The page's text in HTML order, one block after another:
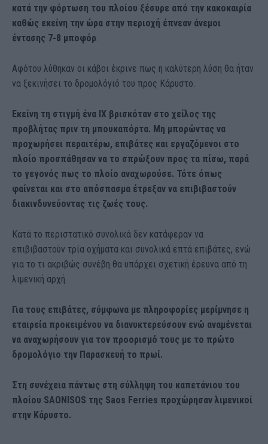
κατά την φόρτωση του πλοίου ξέσυρε από την κακοκαιρία
καθώς εκείνη την ώρα στην περιοχή έπνεαν άνεμοι
έντασης 7-8 μποφόρ.
Αφότου λύθηκαν οι κάβοι έκρινε πως η καλύτερη λύση θα ήταν
να ξεκινήσει το δρομολόγιό του προς Κάρυστο.
Εκείνη τη στιγμή ένα ΙΧ βρισκόταν στο χείλος της
προβλήτας πριν τη μπουκαπόρτα. Μη μπορώντας να
προχωρήσει περαιτέρω, επιβάτες και εργαζόμενοι στο
πλοίο προσπάθησαν να το σπρώξουν προς τα πίσω, παρά
το γεγονός πως το πλοίο αναχωρούσε. Τότε όπως
φαίνεται και στο απόσπασμα έτρεξαν να επιβιβαστούν
διακινδυνεύοντας τις ζωές τους.
Κατά το περιστατικό συνολικά δεν κατάφεραν να
επιβιβαστούν τρία οχήματα και συνολικά επτά επιβάτες, ενώ
για το τι ακριβώς συνέβη θα υπάρχει σχετική έρευνα από τη
λιμενική αρχή.
Για τους επιβάτες, σύμφωνα με πληροφορίες μερίμνησε η
εταιρεία προκειμένου να διανυκτερεύσουν ενώ αναμένεται
να αναχωρήσουν για τον προορισμό τους με το πρώτο
δρομολόγιο την Παρασκευή το πρωί.
Στη συνέχεια πάντως στη σύλληψη του καπετάνιου του
πλοίου SAONISOS της Saos Ferries προχώρησαν λιμενικοί
στην Κάρυστο.